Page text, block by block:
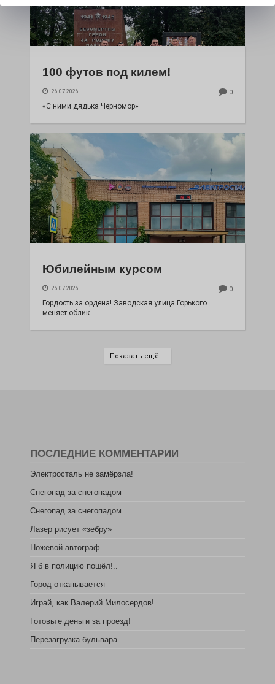
100 футов под килем!
26.07.2026 0
«С ними дядька Черномор»
Юбилейным курсом
26.07.2026 0
Гордость за ордена! Заводская улица Горького
меняет облик.
Показать ещё...
ПОСЛЕДНИЕ КОММЕНТАРИИ
Электросталь не замёрзла!
Снегопад за снегопадом
Снегопад за снегопадом
Лазер рисует «зебру»
Ножевой автограф
Я б в полицию пошёл!..
Город откапывается
Играй, как Валерий Милосердов!
Готовьте деньги за проезд!
Перезагрузка бульвара